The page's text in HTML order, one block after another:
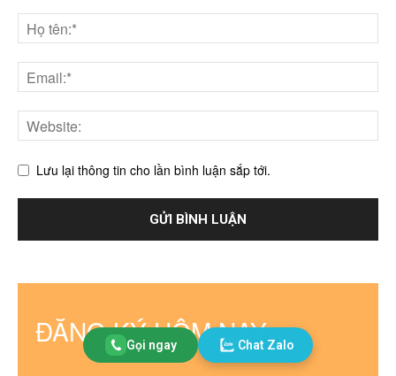
Lưu lại thông tin cho lần bình luận sắp tới.
ĐĂNG KÝ HÔM NAY
Gọi ngay Chat Zalo